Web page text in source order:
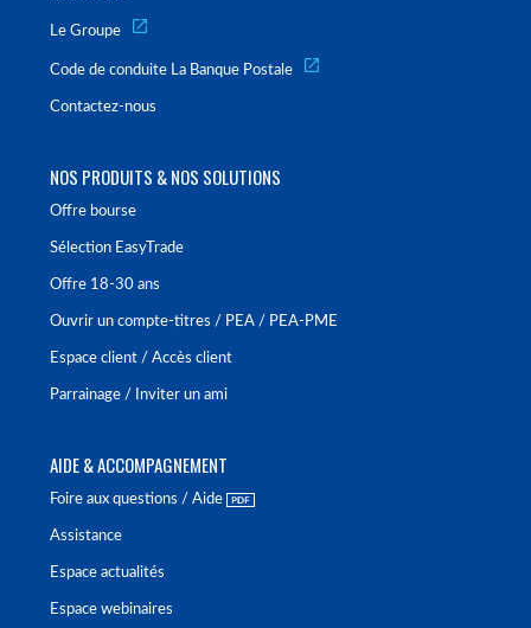
Le Groupe
Code de conduite La Banque Postale
Contactez-nous
NOS PRODUITS & NOS SOLUTIONS
Offre bourse
Sélection EasyTrade
Offre 18-30 ans
Ouvrir un compte-titres / PEA / PEA-PME
Espace client / Accès client
Parrainage / Inviter un ami
AIDE & ACCOMPAGNEMENT
Foire aux questions / Aide
Assistance
Espace actualités
Espace webinaires